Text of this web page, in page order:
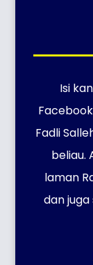
Isi
Fadli
beliau.
laman
dan